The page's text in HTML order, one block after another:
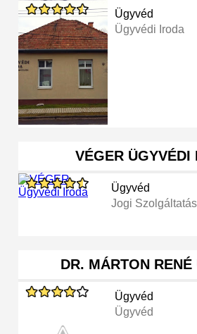
Ügyvéd
Ügyvédi Iroda
VÉGER ÜGYVÉDI
Ügyvéd
Jogi
DR. MÁRTON RENÉ
Ügyvéd
Ügyvéd